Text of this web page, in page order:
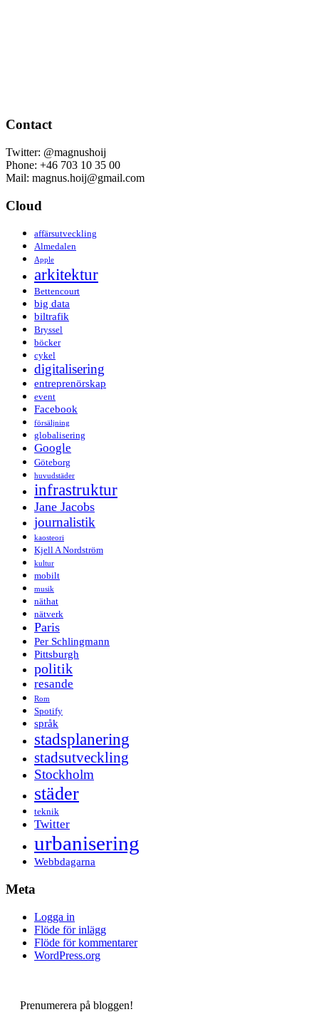
Contact
Twitter: @magnushoij
Phone: +46 703 10 35 00
Mail: magnus.hoij@gmail.com
Cloud
affärsutveckling
Almedalen
Apple
arkitektur
Bettencourt
big data
biltrafik
Bryssel
böcker
cykel
digitalisering
entreprenörskap
event
Facebook
försäljning
globalisering
Google
Göteborg
huvudstäder
infrastruktur
Jane Jacobs
journalistik
kaosteori
Kjell A Nordström
kultur
mobilt
musik
näthat
nätverk
Paris
Per Schlingmann
Pittsburgh
politik
resande
Rom
Spotify
språk
stadsplanering
stadsutveckling
Stockholm
städer
teknik
Twitter
urbanisering
Webbdagarna
Meta
Logga in
Flöde för inlägg
Flöde för kommentarer
WordPress.org
Prenumerera på bloggen!